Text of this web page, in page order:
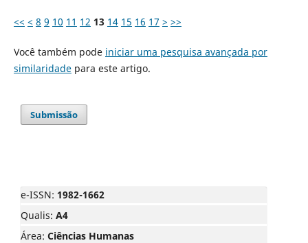
<< < 8 9 10 11 12 13 14 15 16 17 > >>
Você também pode iniciar uma pesquisa avançada por
similaridadepara este artigo.
Submissão
e-ISSN: 1982-1662
Qualis: A4
Área: Ciências Humanas